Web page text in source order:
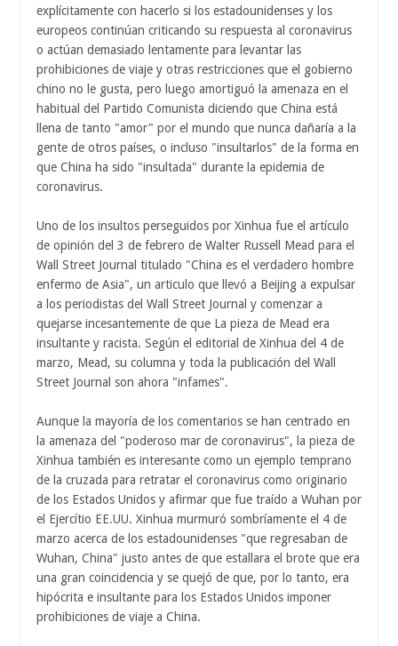
explícitamente con hacerlo si los estadounidenses y los
europeos continúan criticando su respuesta al coronavirus
o actúan demasiado lentamente para levantar las
prohibiciones de viaje y otras restricciones que el gobierno
chino no le gusta, pero luego amortiguó la amenaza en el
habitual del Partido Comunista diciendo que China está
llena de tanto "amor" por el mundo que nunca dañaría a la
gente de otros países, o incluso "insultarlos" de la forma en
que China ha sido "insultada" durante la epidemia de
coronavirus.
Uno de los insultos perseguidos por Xinhua fue el artículo
de opinión del 3 de febrero de Walter Russell Mead para el
Wall Street Journal titulado "China es el verdadero hombre
enfermo de Asia", un articulo que llevó a Beijing a expulsar
a los periodistas del Wall Street Journal y comenzar a
quejarse incesantemente de que La pieza de Mead era
insultante y racista. Según el editorial de Xinhua del 4 de
marzo, Mead, su columna y toda la publicación del Wall
Street Journal son ahora "infames".
Aunque la mayoría de los comentarios se han centrado en
la amenaza del "poderoso mar de coronavirus", la pieza de
Xinhua también es interesante como un ejemplo temprano
de la cruzada para retratar el coronavirus como originario
de los Estados Unidos y afirmar que fue traído a Wuhan por
el Ejercítio EE.UU. Xinhua murmuró sombríamente el 4 de
marzo acerca de los estadounidenses "que regresaban de
Wuhan, China" justo antes de que estallara el brote que era
una gran coincidencia y se quejó de que, por lo tanto, era
hipócrita e insultante para los Estados Unidos imponer
prohibiciones de viaje a China.